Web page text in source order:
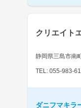
クリエイト
静岡県三島市南
TEL: 055-983-
ダニフマキラ